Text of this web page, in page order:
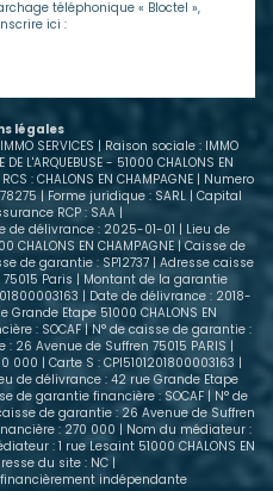
téléphonique « Bloctel »,
ici :
légales
SERVICES | Raison sociale : IMMO
L'ARQUEBUSE - 51000 CHALONS EN
: CHALONS EN CHAMPAGNE | Numero
| Forme juridique : SARL | Capital
RCP : SAA |
de délivrance : 2025-01-01 | Lieu de
CHALONS EN CHAMPAGNE | Caisse de
de garantie : SP12737 | Adresse caisse
Paris | Montant de la garantie
| Date de délivrance : 2018-
Etape 51000 CHALONS EN
: SOCAF | N° de caisse de garantie :
26 Avenue de Suffren 75015 PARIS |
| Carte S : CPI5101201800003163 |
de délivrance : 42 rue Grande Etape
de garantie financière : SOCAF | N° de
de garantie : 26 Avenue de Suffren
: 270 000 | Nom du médiateur :
: 1 rue Lesaint 51000 CHALONS EN
du site : NC |
indépendante